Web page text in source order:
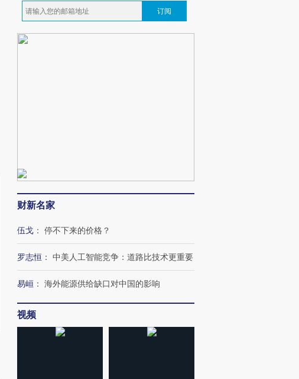
订阅
财新名家
伍戈 ： 停不下来的价格？
罗志恒 ： 中美人工智能竞争：道路比技术更重要
易峘 ： 海外能源供给缺口对中国的影响
视频